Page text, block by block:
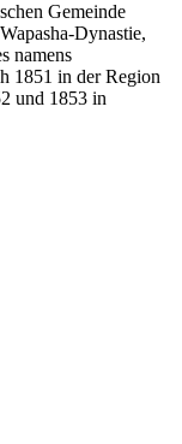
Gemeinde
Dynastie,
namens
1851 in der Region
und 1853 in